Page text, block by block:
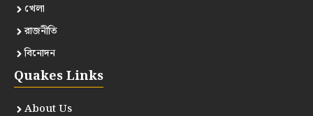
খেলা
রাজনীতি
বিনোদন
Quakes Links
About Us